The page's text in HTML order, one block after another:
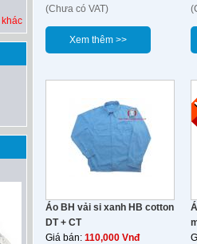
(Chưa có VAT)
Xem thêm >>
Áo BH vải si xanh HB cotton
DT + CT
Giá bán: 110,000 Vnđ